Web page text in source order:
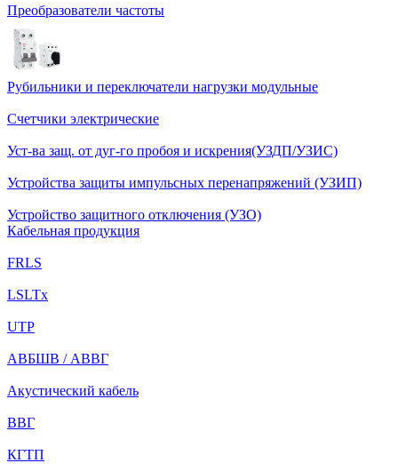
Преобразователи частоты
Рубильники и переключатели нагрузки модульные
Счетчики электрические
Уст-ва защ. от дуг-го пробоя и искрения(УЗДП/УЗИС)
Устройства защиты импульсных перенапряжений (УЗИП)
Устройство защитного отключения (УЗО)
Кабельная продукция
FRLS
LSLTx
UTP
АВБШВ / АВВГ
Акустический кабель
ВВГ
КГТП